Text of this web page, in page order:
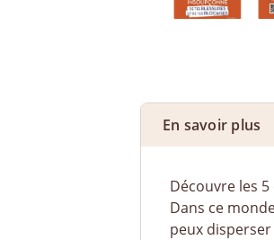
En savoir plus
Découvre les
Dans ce
peux